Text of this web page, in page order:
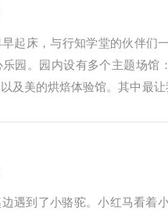
起床，与行知学堂的伙伴们
园。园内设有多个主题场
及美的烘焙体验馆。其中最
遇到了小骆驼。小红马看着